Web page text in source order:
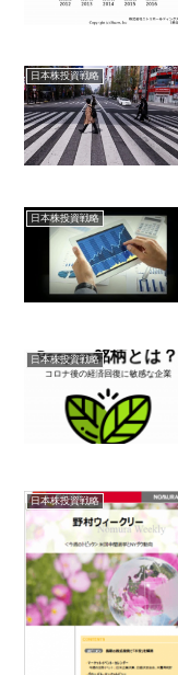
日本株投資戦略
日本株投資戦略
日本株投資戦略
日本株投資戦略